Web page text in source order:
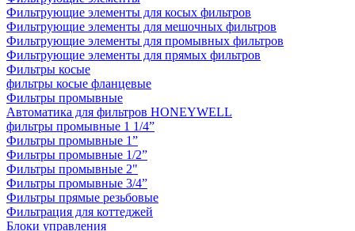
Фильтрующие элементы для косых фильтров
Фильтрующие элементы для мешочных фильтров
Фильтрующие элементы для промывных фильтров
Фильтрующие элементы для прямых фильтров
Фильтры косые
фильтры косые фланцевые
Фильтры промывные
Автоматика для фильтров HONEYWELL
фильтры промывные 1 1/4”
Фильтры промывные 1”
Фильтры промывные 1/2”
Фильтры промывные 2"
Фильтры промывные 3/4”
Фильтры прямые резьбовые
Фильтрация для коттеджей
Блоки управления